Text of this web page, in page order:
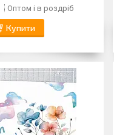
Оптом і в роздріб
Купити